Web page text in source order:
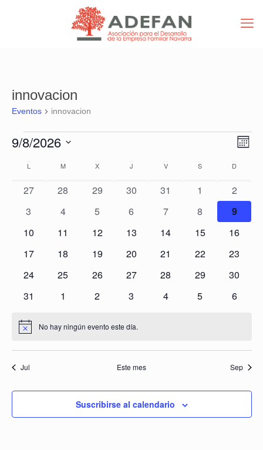
innovacion
Eventos innovacion
Eventos
de
Mes
9/8/2026
Calendario
Eventos
L MMARTES X MIÉRCOLES
J VVIERNES S D
0
27
0
28
0
29
0
30
0
31
0
eventos
1
0
2
0
3
0
4
0
5
0
6
0
7
0
eventos
8
0
9
0
10
0
11
0
12
0
13
0
14
0
15
0
16
0
17
0
18
0
19
0
20
0
21
0
22
0
23
0
24
0
25
0
26
0
27
0
28
0
29
0
30
0
31
0
1
0
2
0
3
0
4
0
5
0
6
Aviso No hay ningún evento este día.
Jul Este mes Sep
Suscribirse al calendario